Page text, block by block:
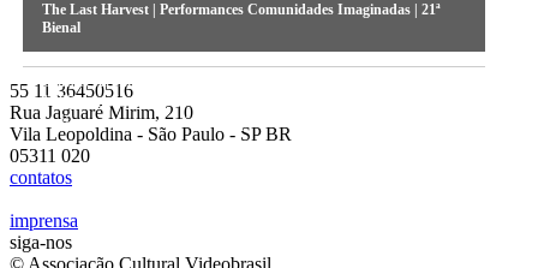
The Last Harvest | Performances Comunidades Imaginadas | 21ª
Bienal
Com referência em fotografias feitas por Marc Ferrez em
1882, a ação alude às tensões entre o escravizado, ansioso por
se libertar, e o escravizador, que tenta impedi-lo.
55 11 36450516
Rua Jaguaré Mirim, 210
Vila Leopoldina - São Paulo - SP BR
05311 020
contatos
imprensa
siga-nos